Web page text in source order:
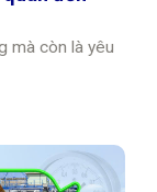
mà còn là yêu